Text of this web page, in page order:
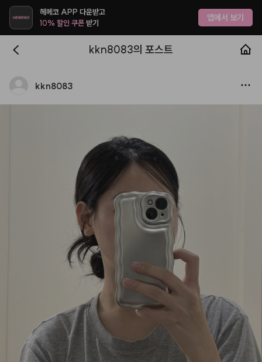
헤메코 APP 다운받고
10% 할인 쿠폰받기 앱에서 보기
kkn8083의 포스트
kkn8083